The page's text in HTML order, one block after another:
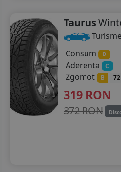
Taurus
Turisme
Consum
D
Aderenta C
Zgomot B
319 RON
372 RON